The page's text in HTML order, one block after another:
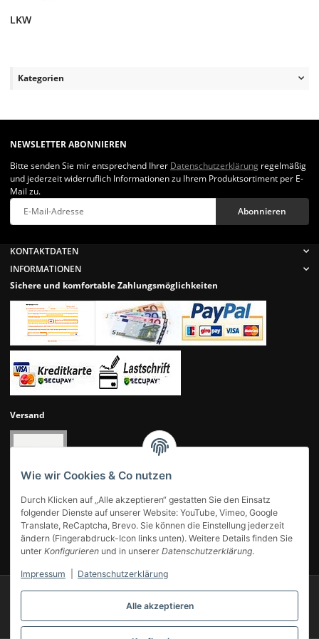
Alle akzeptieren
Wie wir Cookies & Co nutzen
Durch Klicken auf „Alle akzeptieren“ gestatten Sie den Einsatz
folgender Dienste auf unserer Website: YouTube, Vimeo, Google
Translate, ReCaptcha, Brevo. Sie können die Einstellung jederzeit
ändern (Fingerabdruck-Icon links unten). Weitere Details finden Sie
unter Konfigurieren und in unserer Datenschutzerklärung.
Impressum Datenschutzerklärung
LKW
Kategorien
KONTAKTDATEN
INFORMATIONEN
Sichere und komfortable Zahlungsmöglichkeiten
Versand
UNSERE KUNDENBEWERTUNGEN
NEWSLETTER ABONNIEREN
Bitte senden Sie mir entsprechend Ihrer Datenschutzerklärung regelmäßig
und jederzeit widerruflich Informationen zu Ihrem Produktsortiment per E-
Mail zu.
Abonnieren
© 2007-2025 Modellbahn Voigt
Besucherzähler: 14055422
Powered byJTL-Shop